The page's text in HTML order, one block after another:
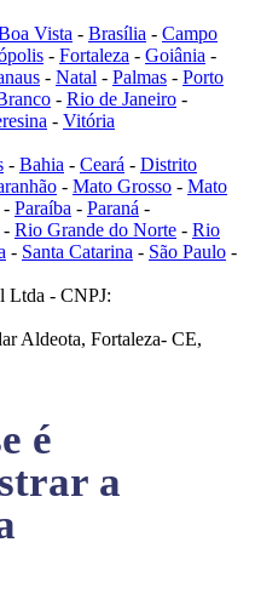
Vista - Brasília - Campo
- Fortaleza - Goiânia -
- Natal - Palmas - Porto
- Rio de Janeiro -
- Vitória
- Bahia - Ceará - Distrito
- Mato Grosso - Mato
- Paraíba - Paraná -
- Rio Grande do Norte - Rio
- Santa Catarina - São Paulo -
Ltda - CNPJ:
Aldeota, Fortaleza- CE,
é
a